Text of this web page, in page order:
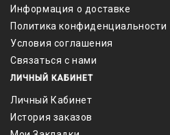
Информация о доставке
Политика конфиденциальности
Условия соглашения
Связаться с нами
ЛИЧНЫЙ КАБИНЕТ
Личный Кабинет
История заказов